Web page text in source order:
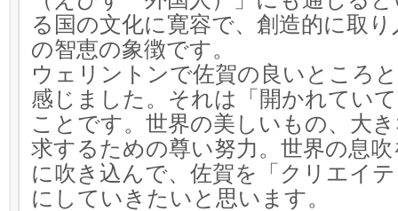
る国の文化に寛容で、創造的に取
の智恵の象徴です。
ウェリントンで佐賀の良いところ
感じました。それは「開かれてい
ことです。世界の美しいもの、大
求するための尊い努力。世界の息
に吹き込んで、佐賀を「クリエイ
にしていきたいと思います。